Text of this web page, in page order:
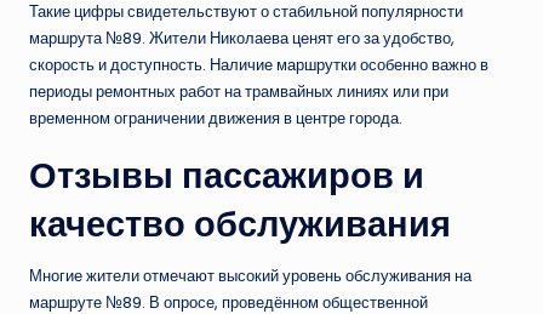
Такие цифры свидетельствуют о стабильной популярности
маршрута №89. Жители Николаева ценят его за удобство,
скорость и доступность. Наличие маршрутки особенно важно в
периоды ремонтных работ на трамвайных линиях или при
временном ограничении движения в центре города.
Отзывы пассажиров и
качество обслуживания
Многие жители отмечают высокий уровень обслуживания на
маршруте №89. В опросе, проведённом общественной